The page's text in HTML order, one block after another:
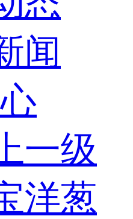
闻
一级
洋葱